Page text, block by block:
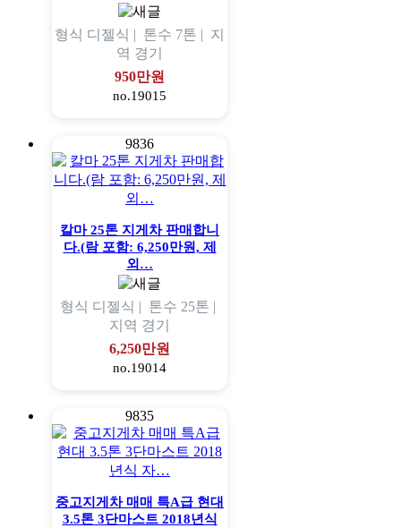
형식 디젤식 | 톤수 7톤 | 지
역 경기
950만원
no.19015
9836
칼마 25톤 지게차 판매합니
다.(람 포함: 6,250만원, 제
외…
형식 디젤식 | 톤수 25톤 |
지역 경기
6,250만원
no.19014
9835
중고지게차 매매 특A급 현대
3.5톤 3단마스트 2018년식